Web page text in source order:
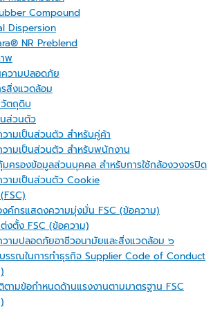
Compound
Dispersion
NR Preblend
พ
วามปลอดภัย
สิ่งแวดล้อม
ตถุดิบ
ส่วนตัว
ามเป็นส่วนตัว สำหรับคู่ค้า
วามเป็นส่วนตัว สำหรับพนักงาน
ครองข้อมูลส่วนบุคคล สำหรับการใช้กล้องวงจรปิด
วามเป็นส่วนตัว Cookie
งค์กรแสดงความมุ่งมั่น FSC (ข้อความ)
งตั้ง FSC (ข้อความ)
วามปลอดภัยอาชีวอนามัยและสิ่งแวดล้อม ๖
รรณในการทำธุรกิจ Supplier Code of Conduct
ามข้อกำหนดด้านแรงงานตามมาตรฐาน FSC